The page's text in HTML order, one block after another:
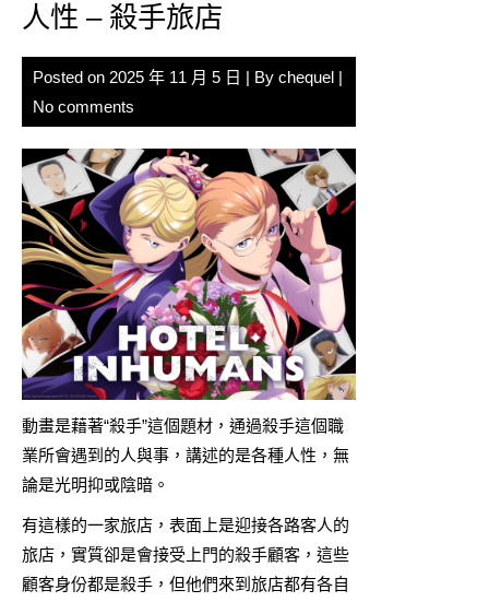
人性 – 殺手旅店
Posted on 2025 年 11 月 5 日 | By chequel |
No comments
動畫是藉著“殺手”這個題材，通過殺手這個職
業所會遇到的人與事，講述的是各種人性，無
論是光明抑或陰暗。
有這樣的一家旅店，表面上是迎接各路客人的
旅店，實質卻是會接受上門的殺手顧客，這些
顧客身份都是殺手，但他們來到旅店都有各自